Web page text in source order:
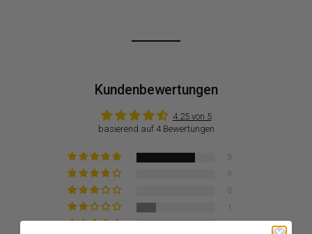
Kundenbewertungen
4.25 von 5
basierend auf 4 Bewertungen
3
0
0
1
0